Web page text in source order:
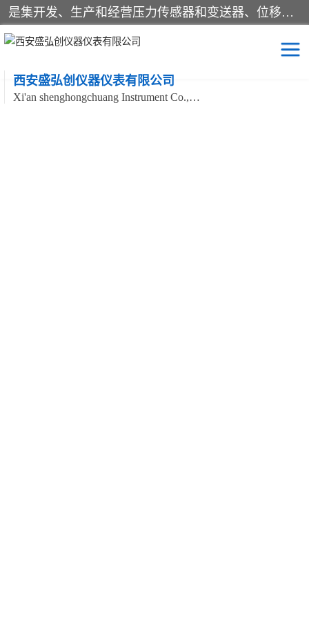
是集开发、生产和经营压力传感器和变送器、位移传感器和变送器、流量传感器和变送器、称重传感器和变送器、测力传感器和变送器、温湿度传感器和变送器、扭矩传感器、智能数显控制仪表等产品的化高新技术企业。
西安盛弘创仪器仪表有限公司
Xi'an shenghongchuang Instrument Co., Ltd